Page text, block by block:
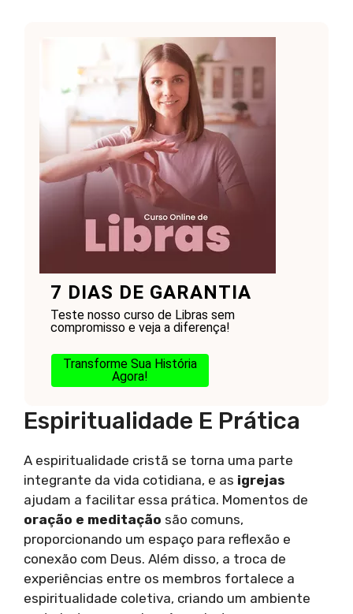
7 DIAS DE GARANTIA
Teste nosso curso de Libras sem
compromisso e veja a diferença!
Transforme Sua História
Agora!
Espiritualidade E Prática
A espiritualidade cristã se torna uma parte
integrante da vida cotidiana, e as igrejas
ajudam a facilitar essa prática. Momentos de
oração e meditação são comuns,
proporcionando um espaço para reflexão e
conexão com Deus. Além disso, a troca de
experiências entre os membros fortalece a
espiritualidade coletiva, criando um ambiente